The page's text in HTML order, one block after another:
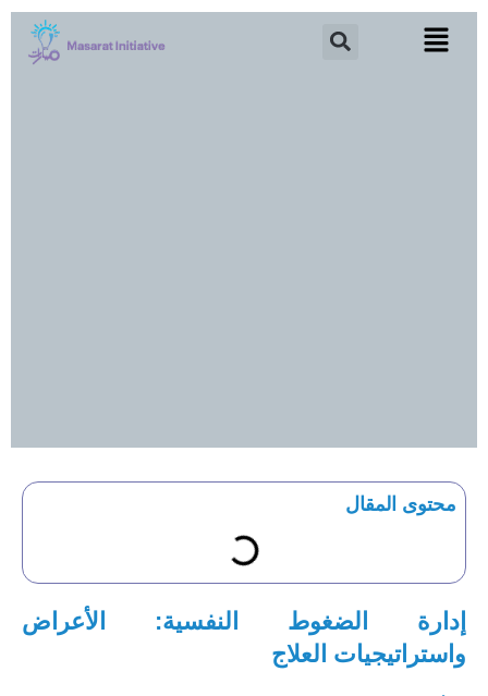
تخطي
Search
محتوى المقال
إدارة الضغوط النفسية: الأعراض
واستراتيجيات العلاج